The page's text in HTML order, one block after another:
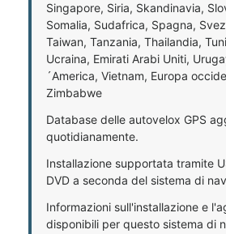
Singapore, Siria, Skandinavia,
Somalia, Sudafrica, Spagna,
Taiwan, Tanzania, Thailandia,
Ucraina, Emirati Arabi Uniti,
´America, Vietnam, Europa
Zimbabwe
Database delle autovelox GPS
quotidianamente.
Installazione supportata tramite
DVD a seconda del sistema di
Informazioni sull'installazione e
disponibili per questo sistema di